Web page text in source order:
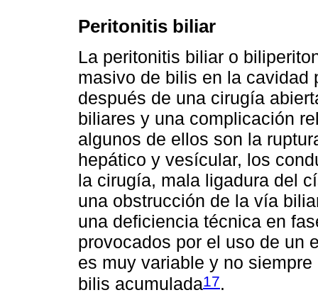
Peritonitis biliar
La peritonitis biliar o
masivo de bilis en la cavidad
después de una cirugía
biliares y una complicación
algunos de ellos son la
hepático y vesícular, los
la cirugía, mala ligadura del
una obstrucción de la vía
una deficiencia técnica en
provocados por el uso de un
es muy variable y no
bilis acumulada17.